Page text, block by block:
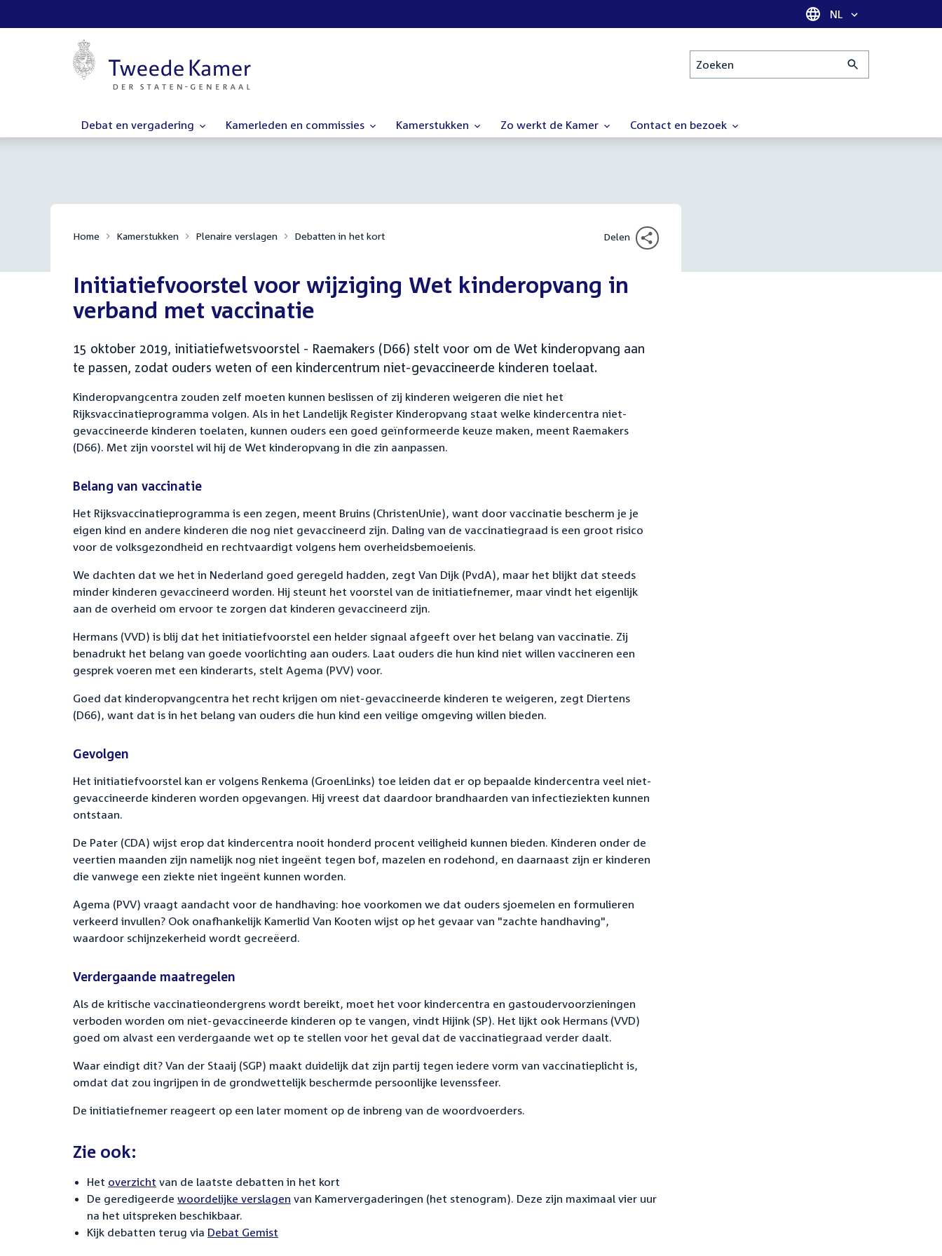
Taal selectie
NL
Zoeken
Debat en vergadering Kamerleden en commissies Kamerstukken Zo werkt de Kamer Contact en bezoek
Home Kamerstukken Plenaire verslagen Debatten in het kort Delen
Initiatiefvoorstel voor wijziging Wet kinderopvang in
verband met vaccinatie
15 oktober 2019, initiatiefwetsvoorstel - Raemakers (D66) stelt voor om de Wet kinderopvang aan
te passen, zodat ouders weten of een kindercentrum niet-gevaccineerde kinderen toelaat.
Kinderopvangcentra zouden zelf moeten kunnen beslissen of zij kinderen weigeren die niet het
Rijksvaccinatieprogramma volgen. Als in het Landelijk Register Kinderopvang staat welke kindercentra niet-
gevaccineerde kinderen toelaten, kunnen ouders een goed geïnformeerde keuze maken, meent Raemakers
(D66). Met zijn voorstel wil hij de Wet kinderopvang in die zin aanpassen.
Belang van vaccinatie
Het Rijksvaccinatieprogramma is een zegen, meent Bruins (ChristenUnie), want door vaccinatie bescherm je je
eigen kind en andere kinderen die nog niet gevaccineerd zijn. Daling van de vaccinatiegraad is een groot risico
voor de volksgezondheid en rechtvaardigt volgens hem overheidsbemoeienis.
We dachten dat we het in Nederland goed geregeld hadden, zegt Van Dijk (PvdA), maar het blijkt dat steeds
minder kinderen gevaccineerd worden. Hij steunt het voorstel van de initiatiefnemer, maar vindt het eigenlijk
aan de overheid om ervoor te zorgen dat kinderen gevaccineerd zijn.
Hermans (VVD) is blij dat het initiatiefvoorstel een helder signaal afgeeft over het belang van vaccinatie. Zij
benadrukt het belang van goede voorlichting aan ouders. Laat ouders die hun kind niet willen vaccineren een
gesprek voeren met een kinderarts, stelt Agema (PVV) voor.
Goed dat kinderopvangcentra het recht krijgen om niet-gevaccineerde kinderen te weigeren, zegt Diertens
(D66), want dat is in het belang van ouders die hun kind een veilige omgeving willen bieden.
Gevolgen
Het initiatiefvoorstel kan er volgens Renkema (GroenLinks) toe leiden dat er op bepaalde kindercentra veel niet-
gevaccineerde kinderen worden opgevangen. Hij vreest dat daardoor brandhaarden van infectieziekten kunnen
ontstaan.
De Pater (CDA) wijst erop dat kindercentra nooit honderd procent veiligheid kunnen bieden. Kinderen onder de
veertien maanden zijn namelijk nog niet ingeënt tegen bof, mazelen en rodehond, en daarnaast zijn er kinderen
die vanwege een ziekte niet ingeënt kunnen worden.
Agema (PVV) vraagt aandacht voor de handhaving: hoe voorkomen we dat ouders sjoemelen en formulieren
verkeerd invullen? Ook onafhankelijk Kamerlid Van Kooten wijst op het gevaar van "zachte handhaving",
waardoor schijnzekerheid wordt gecreëerd.
Verdergaande maatregelen
Als de kritische vaccinatieondergrens wordt bereikt, moet het voor kindercentra en gastoudervoorzieningen
verboden worden om niet-gevaccineerde kinderen op te vangen, vindt Hijink (SP). Het lijkt ook Hermans (VVD)
goed om alvast een verdergaande wet op te stellen voor het geval dat de vaccinatiegraad verder daalt.
Waar eindigt dit? Van der Staaij (SGP) maakt duidelijk dat zijn partij tegen iedere vorm van vaccinatieplicht is,
omdat dat zou ingrijpen in de grondwettelijk beschermde persoonlijke levenssfeer.
De initiatiefnemer reageert op een later moment op de inbreng van de woordvoerders.
Zie ook:
Het overzicht van de laatste debatten in het kort
De geredigeerde woordelijke verslagen van Kamervergaderingen (het stenogram). Deze zijn maximaal vier uur
na het uitspreken beschikbaar.
Kijk debatten terug via Debat Gemist